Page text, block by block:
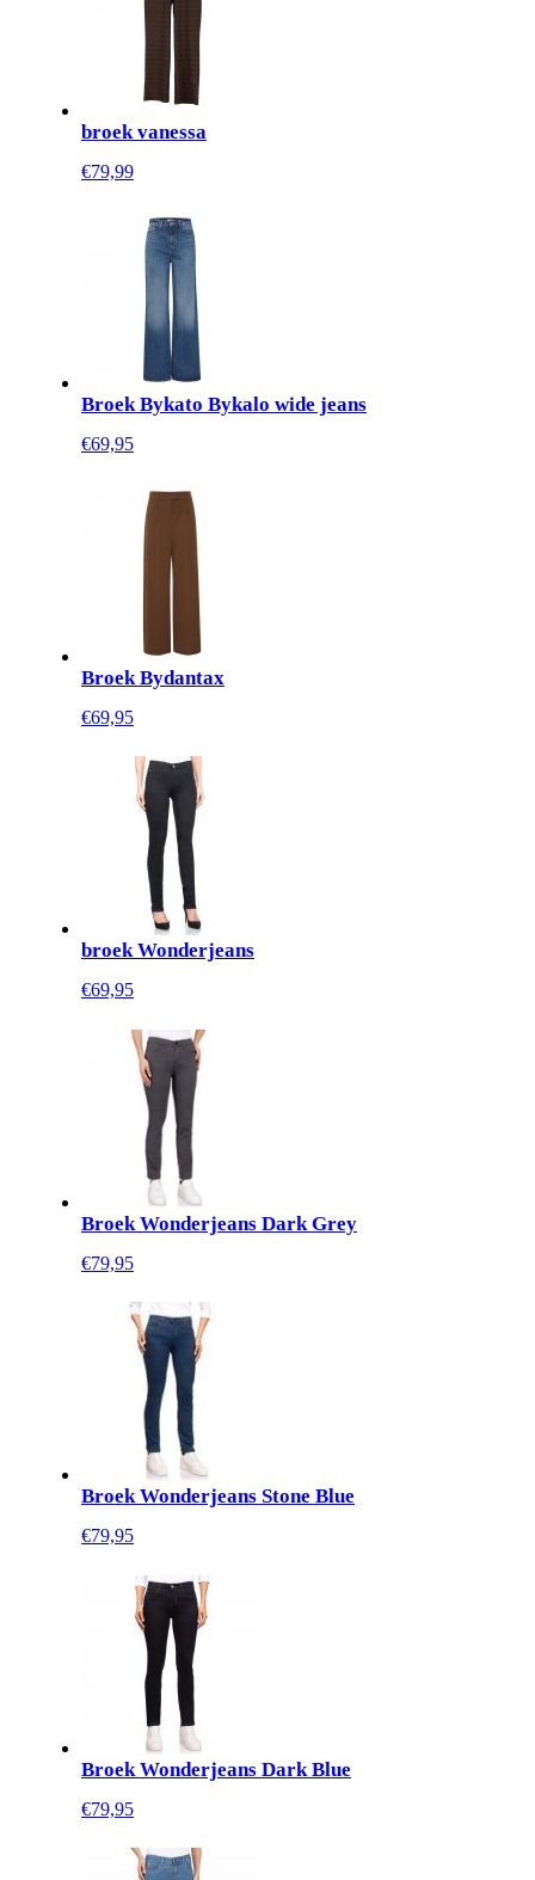
broek vanessa
€79,99
Broek Bykato Bykalo wide jeans
€69,95
Broek Bydantax
€69,95
broek Wonderjeans
€69,95
Broek Wonderjeans Dark Grey
€79,95
Broek Wonderjeans Stone Blue
€79,95
Broek Wonderjeans Dark Blue
€79,95